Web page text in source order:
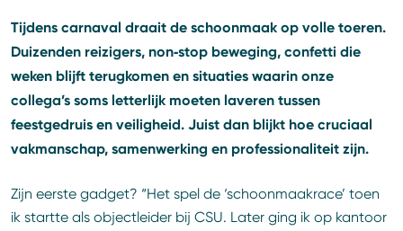
Tijdens carnaval draait de schoonmaak op volle toeren.
Duizenden reizigers, non‑stop beweging, confetti die
weken blijft terugkomen en situaties waarin onze
collega’s soms letterlijk moeten laveren tussen
feestgedruis en veiligheid. Juist dan blijkt hoe cruciaal
vakmanschap, samenwerking en professionaliteit zijn.
Zijn eerste gadget? “Het spel de ‘schoonmaakrace’ toen
ik startte als objectleider bij CSU. Later ging ik op kantoor